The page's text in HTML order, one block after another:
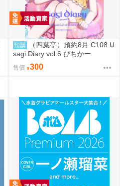
預購
（四葉亭）預約8月 C108 U
sagi Diary vol.6 ぴちかー
售價 300